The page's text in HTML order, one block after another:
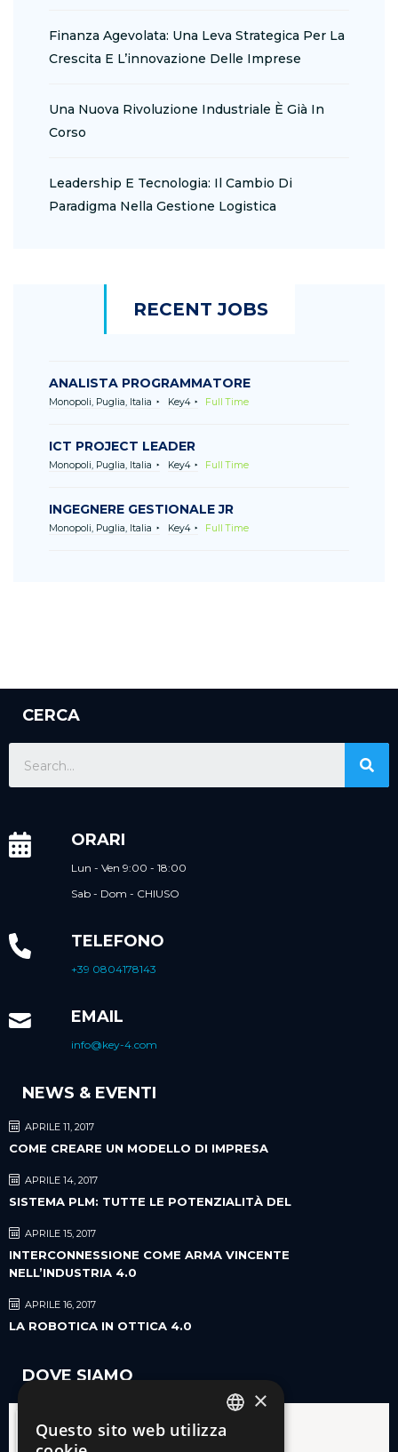
Finanza Agevolata: Una Leva Strategica Per La
Crescita E L’innovazione Delle Imprese
Una Nuova Rivoluzione Industriale È Già In
Corso
Leadership E Tecnologia: Il Cambio Di
Paradigma Nella Gestione Logistica
RECENT JOBS
ANALISTA PROGRAMMATORE
Monopoli, Puglia, Italia Key4 Full Time
ICT PROJECT LEADER
Monopoli, Puglia, Italia Key4 Full Time
INGEGNERE GESTIONALE JR
Monopoli, Puglia, Italia Key4 Full Time
CERCA
ORARI
Lun - Ven 9:00 - 18:00
Sab - Dom - CHIUSO
TELEFONO
+39 0804178143
EMAIL
info@key-4.com
NEWS & EVENTI
APRILE 11, 2017
COME CREARE UN MODELLO DI IMPRESA
APRILE 14, 2017
SISTEMA PLM: TUTTE LE POTENZIALITÀ DEL
APRILE 15, 2017
INTERCONNESSIONE COME ARMA VINCENTE
NELL’INDUSTRIA 4.0
APRILE 16, 2017
LA ROBOTICA IN OTTICA 4.0
DOVE SIAMO
×
Questo sito web utilizza